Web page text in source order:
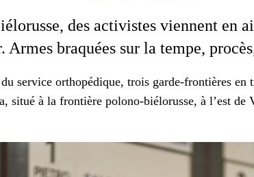
des activistes vien­nent en
Armes braquées sur la tempe,
ser­vice orthopédique, trois garde-fron­tières
à la fron­tière polono-biélorusse, à l’est de